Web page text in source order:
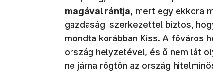
magával rántja, mert egy ekkora
gazdasági szerkezettel biztos,
mondta korábban Kiss. A főváros
ország helyzetével, és ő nem lát
ne járna rögtön az ország